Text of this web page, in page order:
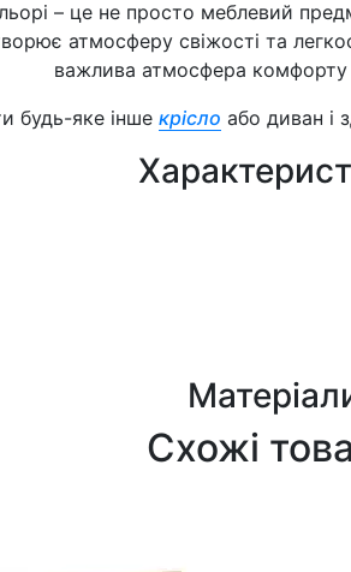
– це не просто меблевий
атмосферу свіжості та
важлива атмосфера комфорту
будь-яке інше крісло або диван і
Схожі